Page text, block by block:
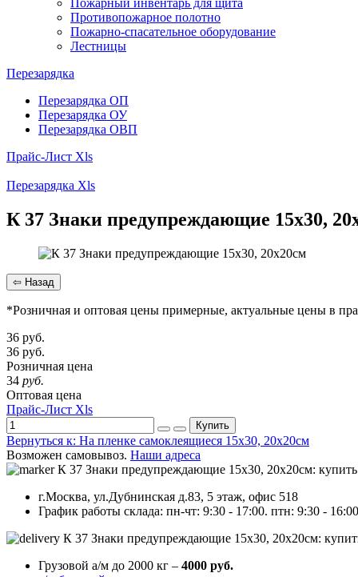
Пожарный инвентарь для щита
Противопожарное полотно
Пожарно-спасательное оборудование
Лестницы
Перезарядка
Перезарядка ОП
Перезарядка ОУ
Перезарядка ОВП
Прайс-Лист Xls
Перезарядка Xls
К 37 Знаки предупреждающие 15х30,
*Розничная и оптовая цены примерные, актуальные цены в
36 руб.
36 руб.
Розничная цена
34 руб.
Оптовая цена
Прайс-Лист Xls
Купить
Вернуться к: На пленке самоклеящиеся 15х30, 20х20см
Возможен самовывоз. Наши адреса
г.Москва, ул.Дубнинская д.83, 5 этаж, офис 518
График работы склада: пн-чт: 9:30 - 17:00. птн: 9:30 -
Грузовой а/м до 2000 кг – 4000 руб.